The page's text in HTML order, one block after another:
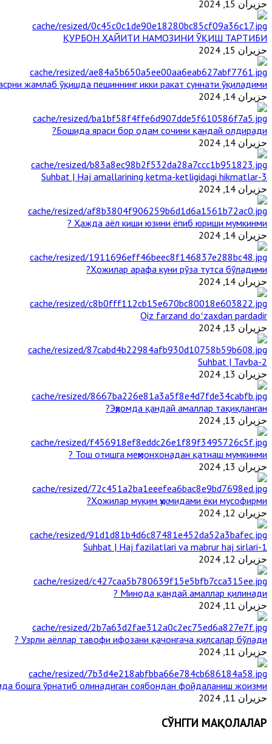
حزيران 15, 2024
ҚУРБОН ҲАЙИТИ НАМОЗИНИ ЎҚИШ ТАРТИБИ
حزيران 15, 2024
жамлаб ўқишда пешиннинг икки ракат суннати ўқиладими?
حزيران 14, 2024
Бошида яраси бор одам сочини қандай олдиради?
حزيران 14, 2024
3-Suhbat | Haj amallarining ketma-ketligidagi hikmatlar
حزيران 14, 2024
Ҳажда аёл киши юзини ёпиб юриши мумкинми ?
حزيران 14, 2024
Ҳожилар арафа куни рўза тутса бўладими?
حزيران 14, 2024
Qiz farzand doʻzaxdan pardadir
حزيران 13, 2024
2-Suhbat | Tavba
حزيران 13, 2024
Эҳромда қандай амаллар тақиқланган?
حزيران 13, 2024
Тош отишга меҳмонхонадан қатнаш мумкинми ?
حزيران 13, 2024
Ҳожилар муқим ҳукмидами ёки мусофирми?
حزيران 12, 2024
1-Suhbat | Haj fazilatlari va mabrur haj sirlari
حزيران 12, 2024
Минода қандай амаллар қилинади ?
حزيران 11, 2024
Узрли аёллар тавофи ифозани қачонгача қилсалар бўлади ?
حزيران 11, 2024
бошга ўрнатиб олинадиган соябондан фойдаланиш жоизми ?
حزيران 11, 2024
СЎНГГИ МАҚОЛАЛАР